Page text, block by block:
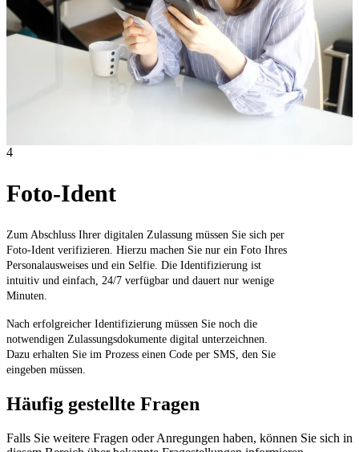
4
Foto-Ident
Zum Abschluss Ihrer digitalen Zulassung müssen Sie sich per
Foto-Ident verifizieren. Hierzu machen Sie nur ein Foto Ihres
Personalausweises und ein Selfie. Die Identifizierung ist
intuitiv und einfach, 24/7 verfügbar und dauert nur wenige
Minuten.
Nach erfolgreicher Identifizierung müssen Sie noch die
notwendigen Zulassungsdokumente digital unterzeichnen.
Dazu erhalten Sie im Prozess einen Code per SMS, den Sie
eingeben müssen.
Häufig gestellte Fragen
Falls Sie weitere Fragen oder Anregungen haben, können Sie sich in